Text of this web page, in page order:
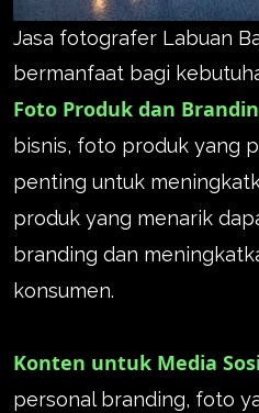
Jasa fotografer Labuan
bermanfaat bagi
Foto Produk dan
bisnis, foto produk yang
penting untuk
produk yang menarik
branding dan
konsumen.
Konten untuk Media
personal branding, foto